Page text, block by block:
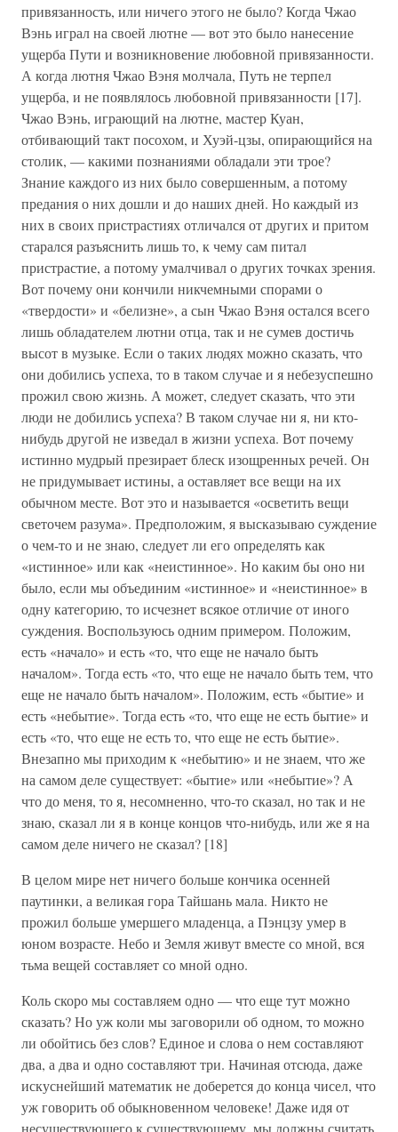
привязанность, или ничего этого не было? Когда Чжао
Вэнь играл на своей лютне — вот это было нанесение
ущерба Пути и возникновение любовной привязанности.
А когда лютня Чжао Вэня молчала, Путь не терпел
ущерба, и не появлялось любовной привязанности [17].
Чжао Вэнь, играющий на лютне, мастер Куан,
отбивающий такт посохом, и Хуэй-цзы, опирающийся на
столик, — какими познаниями обладали эти трое?
Знание каждого из них было совершенным, а потому
предания о них дошли и до наших дней. Но каждый из
них в своих пристрастиях отличался от других и притом
старался разъяснить лишь то, к чему сам питал
пристрастие, а потому умалчивал о других точках зрения.
Вот почему они кончили никчемными спорами о
«твердости» и «белизне», а сын Чжао Вэня остался всего
лишь обладателем лютни отца, так и не сумев достичь
высот в музыке. Если о таких людях можно сказать, что
они добились успеха, то в таком случае и я небезуспешно
прожил свою жизнь. А может, следует сказать, что эти
люди не добились успеха? В таком случае ни я, ни кто-
нибудь другой не изведал в жизни успеха. Вот почему
истинно мудрый презирает блеск изощренных речей. Он
не придумывает истины, а оставляет все вещи на их
обычном месте. Вот это и называется «осветить вещи
светочем разума». Предположим, я высказываю суждение
о чем-то и не знаю, следует ли его определять как
«истинное» или как «неистинное». Но каким бы оно ни
было, если мы объединим «истинное» и «неистинное» в
одну категорию, то исчезнет всякое отличие от иного
суждения. Воспользуюсь одним примером. Положим,
есть «начало» и есть «то, что еще не начало быть
началом». Тогда есть «то, что еще не начало быть тем, что
еще не начало быть началом». Положим, есть «бытие» и
есть «небытие». Тогда есть «то, что еще не есть бытие» и
есть «то, что еще не есть то, что еще не есть бытие».
Внезапно мы приходим к «небытию» и не знаем, что же
на самом деле существует: «бытие» или «небытие»? А
что до меня, то я, несомненно, что-то сказал, но так и не
знаю, сказал ли я в конце концов что-нибудь, или же я на
самом деле ничего не сказал? [18]
В целом мире нет ничего больше кончика осенней
паутинки, а великая гора Тайшань мала. Никто не
прожил больше умершего младенца, а Пэнцзу умер в
юном возрасте. Небо и Земля живут вместе со мной, вся
тьма вещей составляет со мной одно.
Коль скоро мы составляем одно — что еще тут можно
сказать? Но уж коли мы заговорили об одном, то можно
ли обойтись без слов? Единое и слова о нем составляют
два, а два и одно составляют три. Начиная отсюда, даже
искуснейший математик не доберется до конца чисел, что
уж говорить об обыкновенном человеке! Даже идя от
несуществующего к существующему, мы должны считать